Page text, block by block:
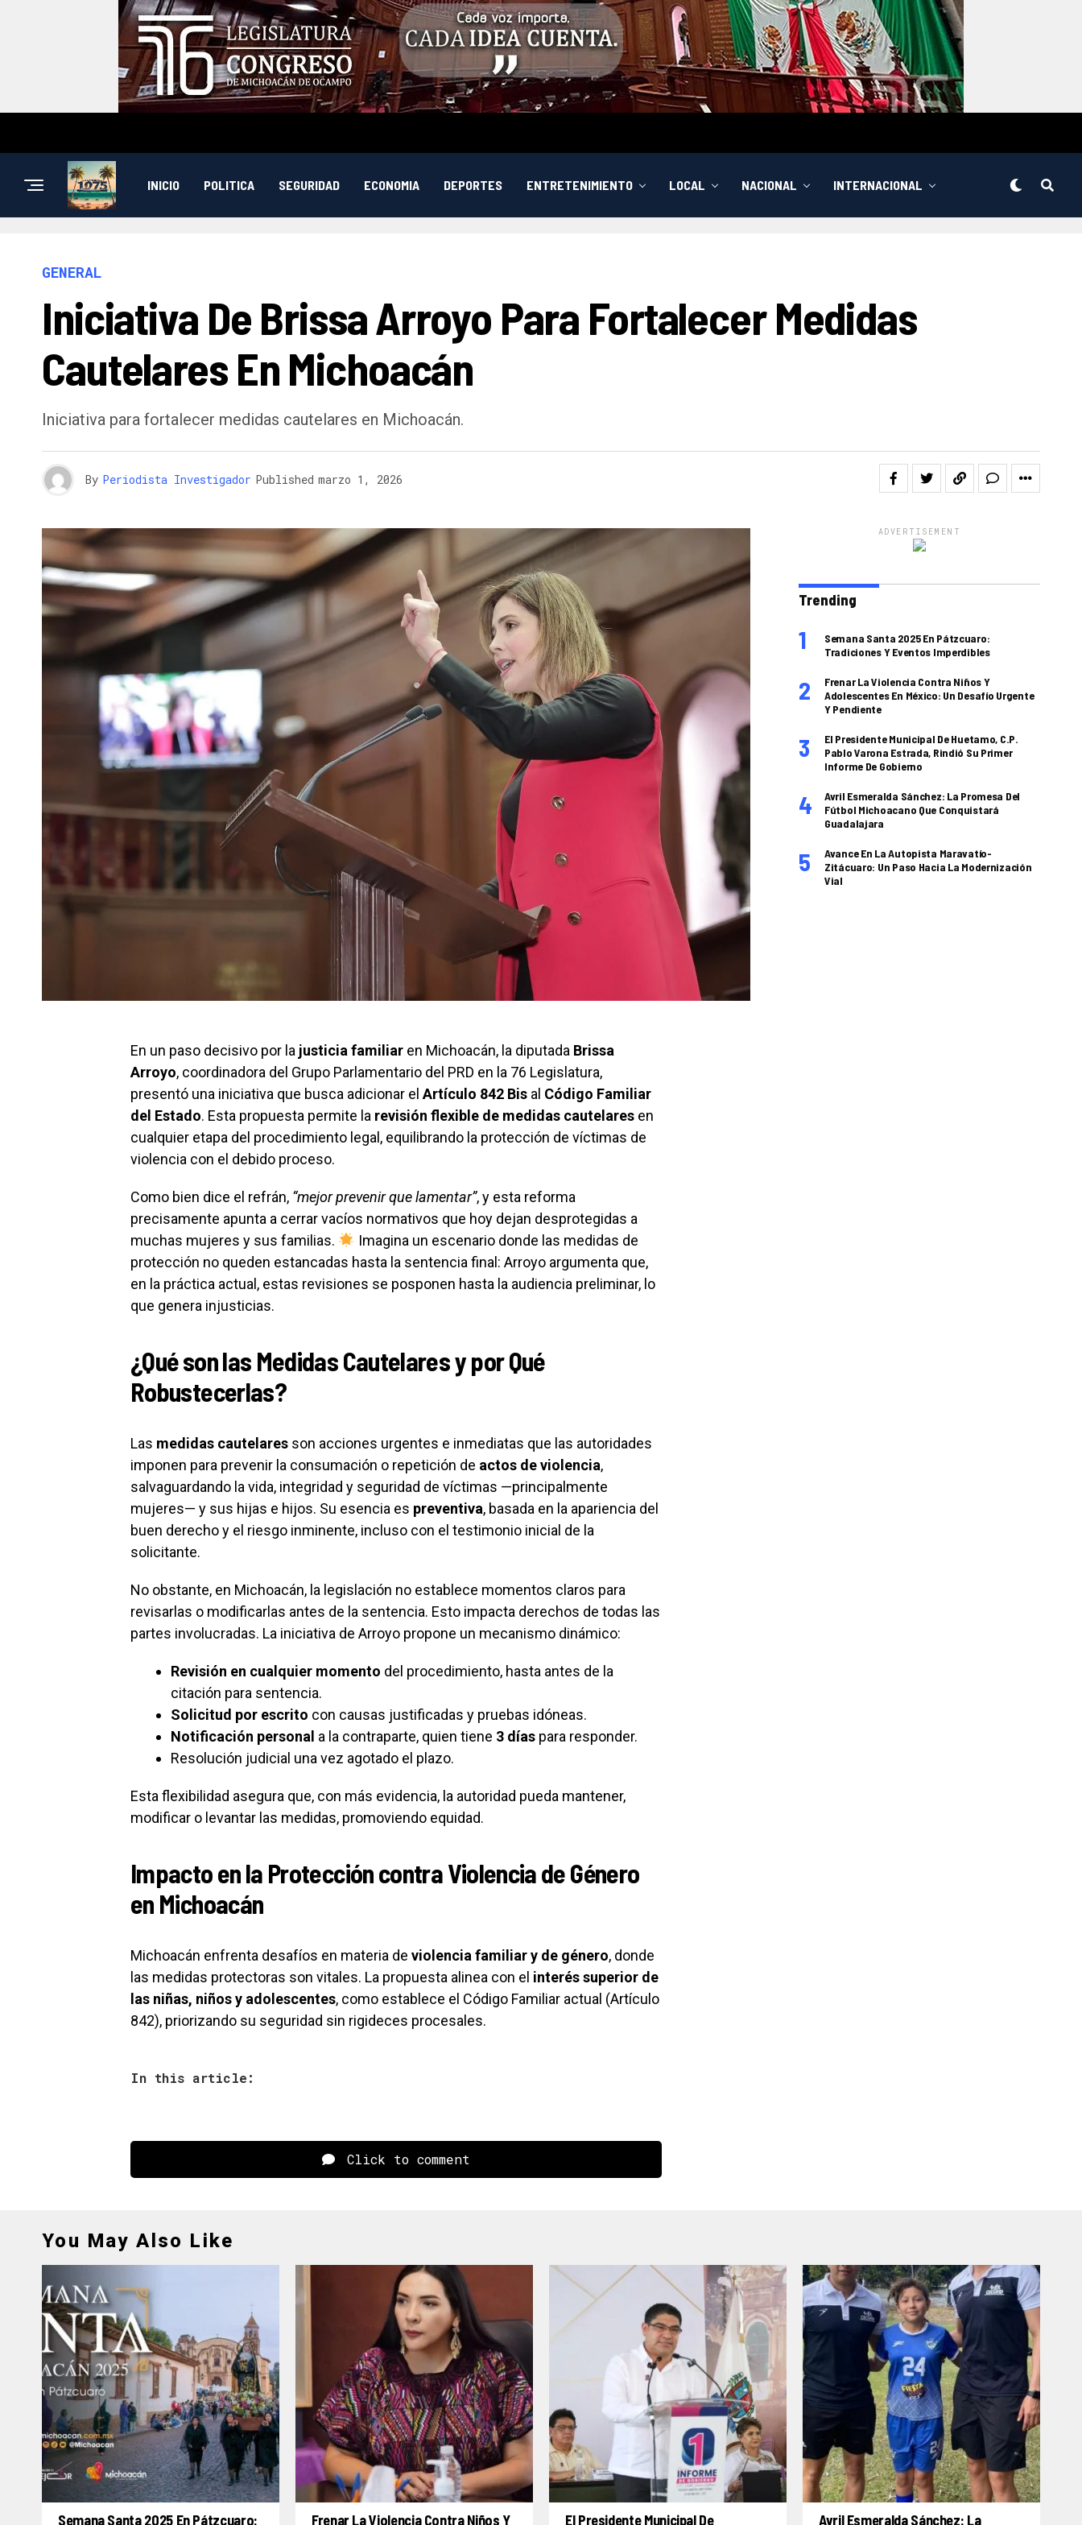
INICIO POLITICA SEGURIDAD ECONOMIA DEPORTES ENTRETENIMIENTO LOCAL NACIONAL INTERNACIONAL
GENERAL
Iniciativa De Brissa Arroyo Para Fortalecer Medidas
Cautelares En Michoacán
Iniciativa para fortalecer medidas cautelares en Michoacán.
By Periodista Investigador Published marzo 1, 2026
En un paso decisivo por la justicia familiar en Michoacán, la diputada Brissa
Arroyo, coordinadora del Grupo Parlamentario del PRD en la 76 Legislatura,
presentó una iniciativa que busca adicionar el Artículo 842 Bis al Código Familiar
del Estado. Esta propuesta permite la revisión flexible de medidas cautelares en
cualquier etapa del procedimiento legal, equilibrando la protección de víctimas de
violencia con el debido proceso.
Como bien dice el refrán, “mejor prevenir que lamentar”, y esta reforma
precisamente apunta a cerrar vacíos normativos que hoy dejan desprotegidas a
muchas mujeres y sus familias.
Imagina un escenario donde las medidas de
protección no queden estancadas hasta la sentencia final: Arroyo argumenta que,
en la práctica actual, estas revisiones se posponen hasta la audiencia preliminar, lo
que genera injusticias.
¿Qué son las Medidas Cautelares y por Qué
Robustecerlas?
Las medidas cautelares son acciones urgentes e inmediatas que las autoridades
imponen para prevenir la consumación o repetición de actos de violencia,
salvaguardando la vida, integridad y seguridad de víctimas —principalmente
mujeres— y sus hijas e hijos. Su esencia es preventiva, basada en la apariencia del
buen derecho y el riesgo inminente, incluso con el testimonio inicial de la
solicitante.
No obstante, en Michoacán, la legislación no establece momentos claros para
revisarlas o modificarlas antes de la sentencia. Esto impacta derechos de todas las
partes involucradas. La iniciativa de Arroyo propone un mecanismo dinámico:
Revisión en cualquier momento del procedimiento, hasta antes de la
citación para sentencia.
Solicitud por escrito con causas justificadas y pruebas idóneas.
Notificación personal a la contraparte, quien tiene 3 días para responder.
Resolución judicial una vez agotado el plazo.
Esta flexibilidad asegura que, con más evidencia, la autoridad pueda mantener,
modificar o levantar las medidas, promoviendo equidad.
Impacto en la Protección contra Violencia de Género
en Michoacán
Michoacán enfrenta desafíos en materia de violencia familiar y de género, donde
las medidas protectoras son vitales. La propuesta alinea con el interés superior de
las niñas, niños y adolescentes, como establece el Código Familiar actual (Artículo
842), priorizando su seguridad sin rigideces procesales.
In this article:
Click to comment
ADVERTISEMENT
Trending
Semana Santa 2025 En Pátzcuaro:
Tradiciones Y Eventos Imperdibles
Frenar La Violencia Contra Niños Y
Adolescentes En México: Un Desafío Urgente
Y Pendiente
El Presidente Municipal De Huetamo, C.P.
Pablo Varona Estrada, Rindió Su Primer
Informe De Gobierno
Avril Esmeralda Sánchez: La Promesa Del
Fútbol Michoacano Que Conquistará
Guadalajara
Avance En La Autopista Maravatío-
Zitácuaro: Un Paso Hacia La Modernización
Vial
You May Also Like
Semana Santa 2025 En Pátzcuaro: Frenar La Violencia Contra Niños Y El Presidente Municipal De Avril Esmeralda Sánchez: La